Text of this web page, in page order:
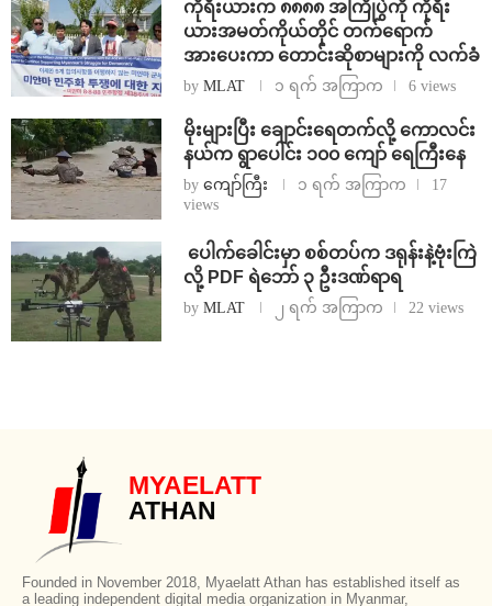
ကိုရီးယားက ၈၈၈၈ အကြိုပွဲကို ကိုရီး
ယားအမတ်ကိုယ်တိုင် တက်ရောက်
အားပေးကာ တောင်းဆိုစာများကို လက်ခံ
by MLAT ၁ ရက် အကြာက 6 views
⁨မိုးများပြီး ချောင်းရေတက်လို့ ကောလင်း
နယ်က ရွာပေါင်း ၁၀၀ ကျော် ရေကြီးနေ
by ကျော်ကြီး ၁ ရက် အကြာက
17
views
⁩ ⁨ပေါက်ခေါင်းမှာ စစ်တပ်က ဒရုန်းနဲ့ဗုံးကြဲ
လို့ PDF ရဲဘော် ၃ ဦးဒဏ်ရာရ
by MLAT ၂ ရက် အကြာက 22 views
MYAELATT
ATHAN
Founded in November 2018, Myaelatt Athan has established itself as
a leading independent digital media organization in Myanmar,